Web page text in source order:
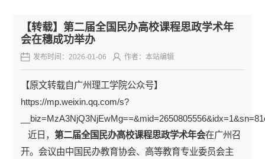
【转载】第二届全国民办高校课程思政学术年
会在穗成功举办
发布时间：2026-01-06 作者：本站编辑
【原文转载自广州理工学院公众号】
https://mp.weixin.qq.com/s?
近日，第二届全国民办高校课程思政学术年会在广州召
开。会议由中国民办教育协会、高等教育专业委员会主